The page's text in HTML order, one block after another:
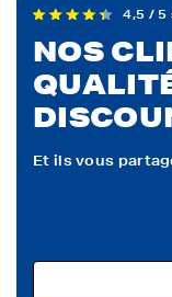
4,5 / 5
NOS
Et ils vous